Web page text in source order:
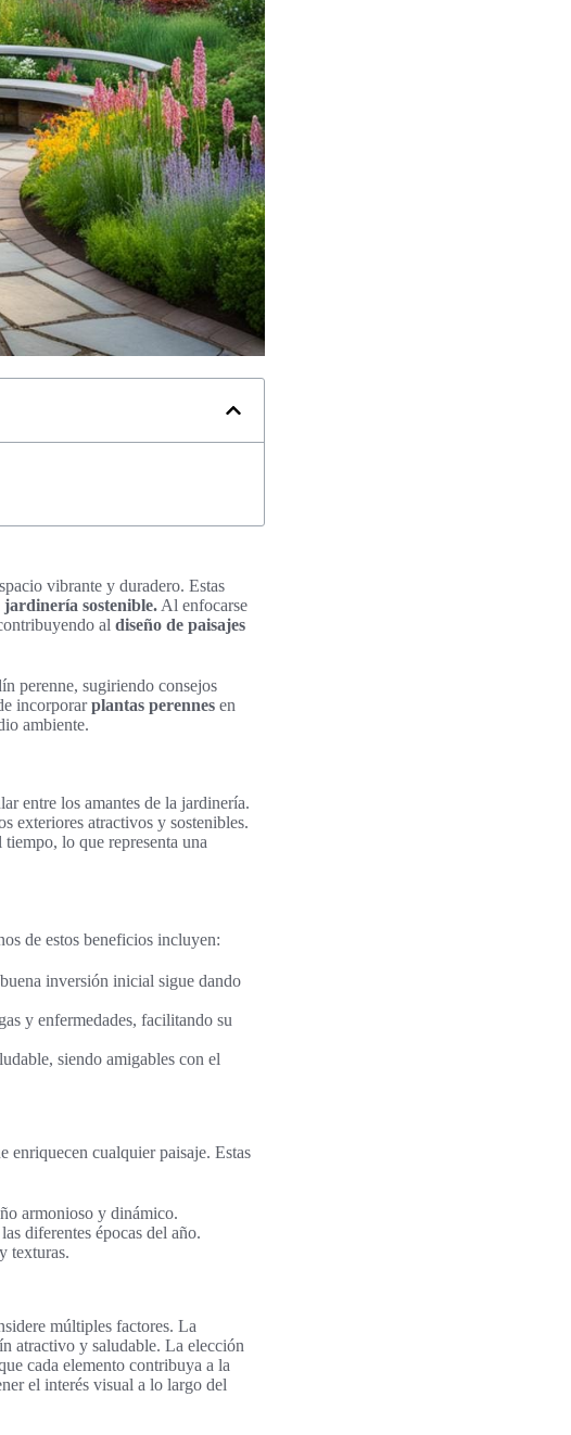
vibrante y duradero. Estas
jardinería sostenible. Al enfocarse
al diseño de paisajes
perenne, sugiriendo consejos
incorporarplantas perennes en
ambiente.
entre los amantes de la jardinería.
exteriores atractivos y sostenibles.
lo que representa una
de estos beneficios incluyen:
inversión inicial sigue dando
y enfermedades, facilitando su
siendo amigables con el
enriquecen cualquier paisaje. Estas
armonioso y dinámico.
diferentes épocas del año.
texturas.
múltiples factores. La
atractivo y saludable. La elección
cada elemento contribuya a la
el interés visual a lo largo del